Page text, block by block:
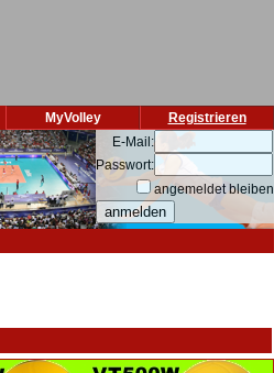
Registrieren
MyVolley
E-Mail:
Passwort:
angemeldet bleiben